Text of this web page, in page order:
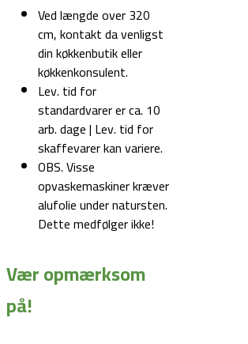
Ved længde over 320
cm, kontakt da venligst
din køkkenbutik eller
køkkenkonsulent.
Lev. tid for
standardvarer er ca. 10
arb. dage | Lev. tid for
skaffevarer kan variere.
OBS. Visse
opvaskemaskiner kræver
alufolie under natursten.
Dette medfølger ikke!
Vær opmærksom
på!